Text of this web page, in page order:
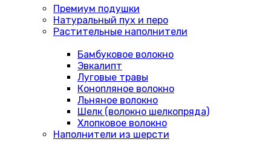
Премиум подушки
Натуральный пух и перо
Растительные наполнители
Бамбуковое волокно
Эвкалипт
Луговые травы
Конопляное волокно
Льняное волокно
Шелк (волокно шелкопряда)
Хлопковое волокно
Наполнители из шерсти